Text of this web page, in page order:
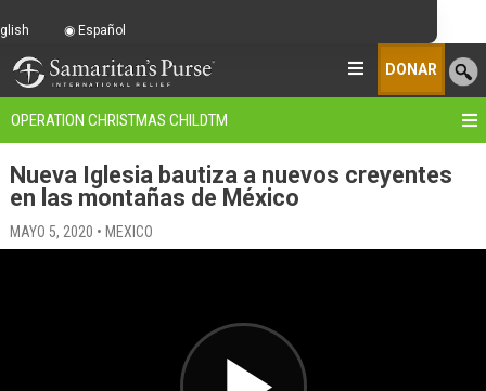
DONAR
OPERATION CHRISTMAS CHILDTM
Nueva Iglesia bautiza a nuevos creyentes
en las montañas de México
MAYO 5, 2020 • MEXICO
Español